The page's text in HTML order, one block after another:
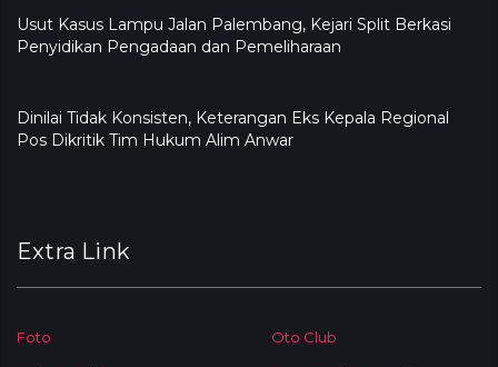
Usut Kasus Lampu Jalan Palembang, Kejari Split Berkasi
Penyidikan Pengadaan dan Pemeliharaan
Dinilai Tidak Konsisten, Keterangan Eks Kepala Regional
Pos Dikritik Tim Hukum Alim Anwar
Extra Link
Foto Oto Club